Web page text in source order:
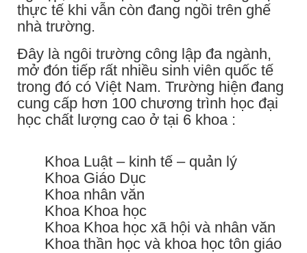
thực tế khi vẫn còn đang ngồi trên ghế
nhà trường.
Đây là ngôi trường công lập đa ngành,
mở đón tiếp rất nhiều sinh viên quốc tế
trong đó có Việt Nam. Trường hiện đang
cung cấp hơn 100 chương trình học đại
học chất lượng cao ở tại 6 khoa :
Khoa Luật – kinh tế – quản lý
Khoa Giáo Dục
Khoa nhân văn
Khoa Khoa học
Khoa Khoa học xã hội và nhân văn
Khoa thần học và khoa học tôn giáo